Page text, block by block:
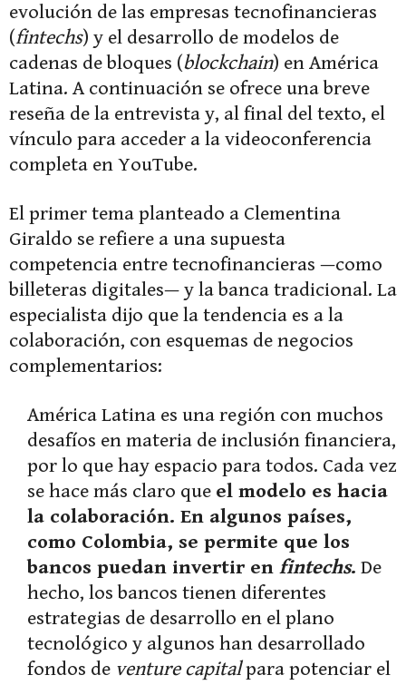
evolución de las empresas tecnofinancieras
(fintechs) y el desarrollo de modelos de
cadenas de bloques (blockchain) en América
Latina. A continuación se ofrece una breve
reseña de la entrevista y, al final del texto, el
vínculo para acceder a la videoconferencia
completa en YouTube.
El primer tema planteado a Clementina
Giraldo se refiere a una supuesta
competencia entre tecnofinancieras —como
billeteras digitales— y la banca tradicional. La
especialista dijo que la tendencia es a la
colaboración, con esquemas de negocios
complementarios:
América Latina es una región con muchos
desafíos en materia de inclusión financiera,
por lo que hay espacio para todos. Cada vez
se hace más claro que el modelo es hacia
la colaboración. En algunos países,
como Colombia, se permite que los
bancos puedan invertir en fintechs. De
hecho, los bancos tienen diferentes
estrategias de desarrollo en el plano
tecnológico y algunos han desarrollado
fondos de venture capitalpara potenciar el